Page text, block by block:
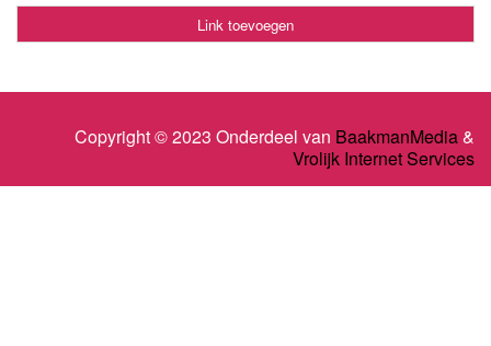
Link toevoegen
Copyright © 2023 Onderdeel van BaakmanMedia&
Vrolijk Internet Services